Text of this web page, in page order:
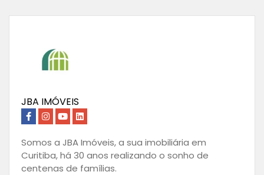
JBA IMÓVEIS
Somos a JBA Imóveis, a sua imobiliária em
Curitiba, há 30 anos realizando o sonho de
centenas de famílias.